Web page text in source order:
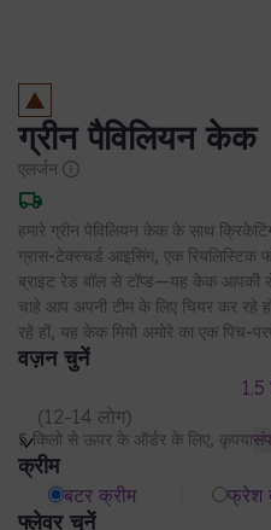
ग्रास-टेक्स्चर्ड आइसिंग, एक
ब्राइट रेड बॉल से टॉप्ड—यह केक आपकी
चाहे आप अपनी टीम के लिए चियर कर रहे
रहे हों, यह केक मियो अमोरे का एक पिच-
वज़न चुनें
1.5
(12-14 लोग)
5 किलो से ऊपर के ऑर्डर के लिए, कृपया
क्रीम
बटर क्रीम फ्रेश
फ्लेवर चुनें
स्ट्रॉबेरी
केक का प्रकार